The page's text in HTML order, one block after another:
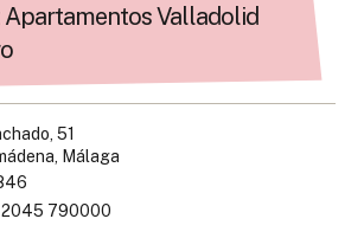
Valladolid
51
Málaga
2045 790000